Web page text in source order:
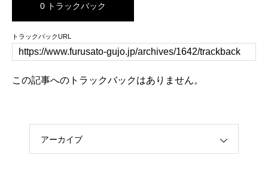
0 トラックバック
トラックバックURL
この記事へのトラックバックはありません。
アーカイブ